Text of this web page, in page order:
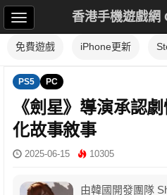
香港手機遊戲
免費遊戲 iPhone更新
PS5 PC
《劍星》導演承認
化故事敘事
2025-06-15 10305
由韓國開發團隊